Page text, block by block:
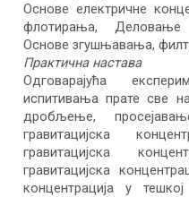
Основе електричне
флотирања, Деловање
Основе згушњавања,
Практична настава
Одговарајућа
испитивања прате све
дробљење,
гравитацијска
гравитацијска
гравитацијска
концентрација у